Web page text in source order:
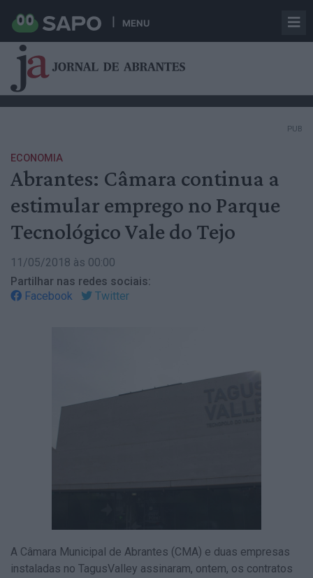
MENU
PUB
ECONOMIA
Abrantes: Câmara continua a
estimular emprego no Parque
Tecnológico Vale do Tejo
11/05/2018 às 00:00
Partilhar nas redes sociais:
Facebook
Twitter
A Câmara Municipal de Abrantes (CMA) e duas empresas
instaladas no TagusValley assinaram, ontem, os contratos